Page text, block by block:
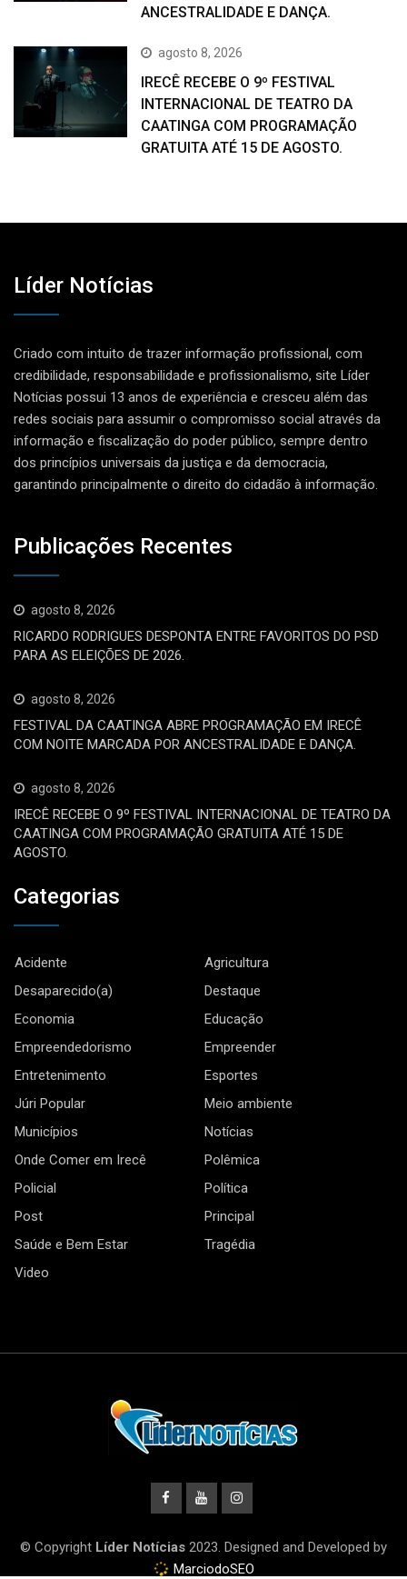
ANCESTRALIDADE E DANÇA.
agosto 8, 2026
IRECÊ RECEBE O 9º FESTIVAL
INTERNACIONAL DE TEATRO DA
CAATINGA COM PROGRAMAÇÃO
GRATUITA ATÉ 15 DE AGOSTO.
Líder Notícias
Criado com intuito de trazer informação profissional, com
credibilidade, responsabilidade e profissionalismo, site Líder
Notícias possui 13 anos de experiência e cresceu além das
redes sociais para assumir o compromisso social através da
informação e fiscalização do poder público, sempre dentro
dos princípios universais da justiça e da democracia,
garantindo principalmente o direito do cidadão à informação.
Publicações Recentes
agosto 8, 2026
RICARDO RODRIGUES DESPONTA ENTRE FAVORITOS DO PSD
PARA AS ELEIÇÕES DE 2026.
agosto 8, 2026
FESTIVAL DA CAATINGA ABRE PROGRAMAÇÃO EM IRECÊ
COM NOITE MARCADA POR ANCESTRALIDADE E DANÇA.
agosto 8, 2026
IRECÊ RECEBE O 9º FESTIVAL INTERNACIONAL DE TEATRO DA
CAATINGA COM PROGRAMAÇÃO GRATUITA ATÉ 15 DE
AGOSTO.
Categorias
Acidente
Agricultura
Desaparecido(a)
Destaque
Economia
Educação
Empreendedorismo
Empreender
Entretenimento
Esportes
Júri Popular
Meio ambiente
Municípios
Notícias
Onde Comer em Irecê
Polêmica
Policial
Política
Post
Principal
Saúde e Bem Estar
Tragédia
Video
© Copyright Líder Notícias 2023. Designed and Developed by
MarciodoSEO